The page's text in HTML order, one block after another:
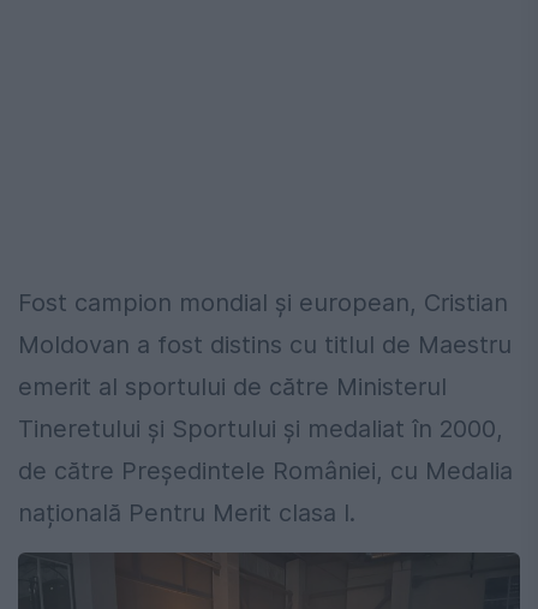
Fost campion mondial și european, Cristian
Moldovan a fost distins cu titlul de Maestru
emerit al sportului de către Ministerul
Tineretului și Sportului și medaliat în 2000,
de către Președintele României, cu Medalia
națională Pentru Merit clasa I.